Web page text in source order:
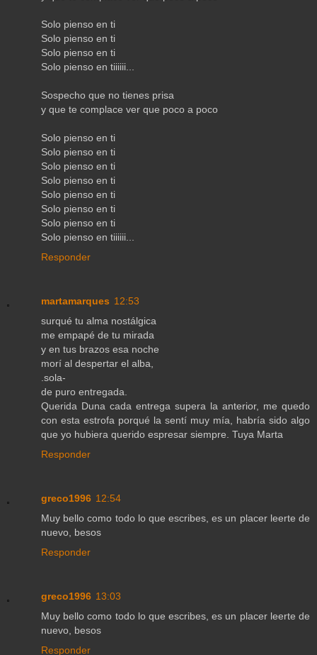
Solo pienso en ti
Solo pienso en ti
Solo pienso en ti
Solo pienso en tiiiiii...
Sospecho que no tienes prisa
y que te complace ver que poco a poco
Solo pienso en ti
Solo pienso en ti
Solo pienso en ti
Solo pienso en ti
Solo pienso en ti
Solo pienso en ti
Solo pienso en ti
Solo pienso en tiiiiii...
Responder
martamarques 12:53
surqué tu alma nostálgica
me empapé de tu mirada
y en tus brazos esa noche
morí al despertar el alba,
.sola-
de puro entregada.
Querida Duna cada entrega supera la anterior, me quedo
con esta estrofa porqué la sentí muy mía, habría sido algo
que yo hubiera querido espresar siempre. Tuya Marta
Responder
greco1996 12:54
Muy bello como todo lo que escribes, es un placer leerte de
nuevo, besos
Responder
greco1996 13:03
Muy bello como todo lo que escribes, es un placer leerte de
nuevo, besos
Responder